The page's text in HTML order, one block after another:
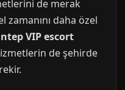
de merak
zamanını daha özel
VIP escort
de şehirde